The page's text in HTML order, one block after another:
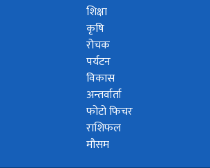
शिक्षा
कृषि
रोचक
पर्यटन
विकास
अन्तर्वार्ता
फोटो फिचर
राशिफल
मौसम